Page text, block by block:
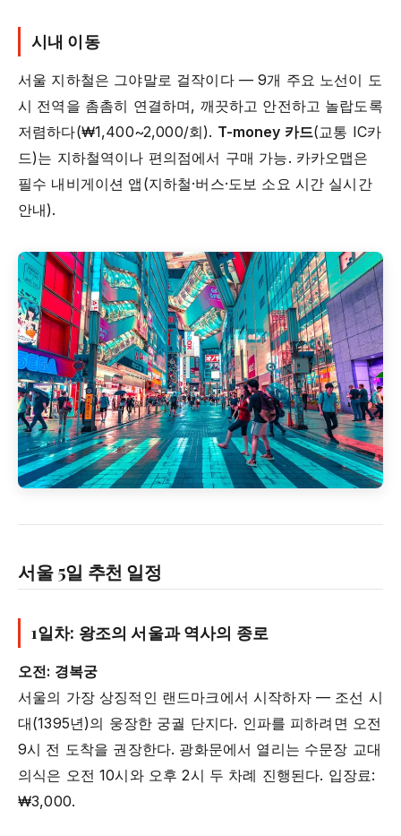
시내 이동
서울 지하철은 그야말로 걸작이다 — 9개 주요 노선이 도
시 전역을 촘촘히 연결하며, 깨끗하고 안전하고 놀랍도록
저렴하다(₩1,400~2,000/회). T-money 카드(교통 IC카
드)는 지하철역이나 편의점에서 구매 가능. 카카오맵은
필수 내비게이션 앱(지하철·버스·도보 소요 시간 실시간
안내).
서울 5일 추천 일정
1일차: 왕조의 서울과 역사의 종로
오전: 경복궁
서울의 가장 상징적인 랜드마크에서 시작하자 — 조선 시
대(1395년)의 웅장한 궁궐 단지다. 인파를 피하려면 오전
9시 전 도착을 권장한다. 광화문에서 열리는 수문장 교대
의식은 오전 10시와 오후 2시 두 차례 진행된다. 입장료:
₩3,000.